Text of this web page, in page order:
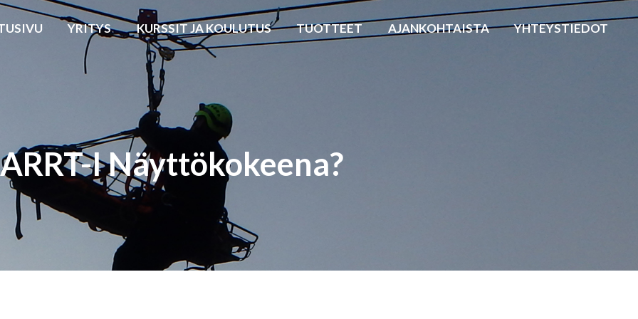
YRITYS KURSSIT JA KOULUTUS TUOTTEET AJANKOHTAISTA YHTEYSTIEDOT
I Näyttökokeena?